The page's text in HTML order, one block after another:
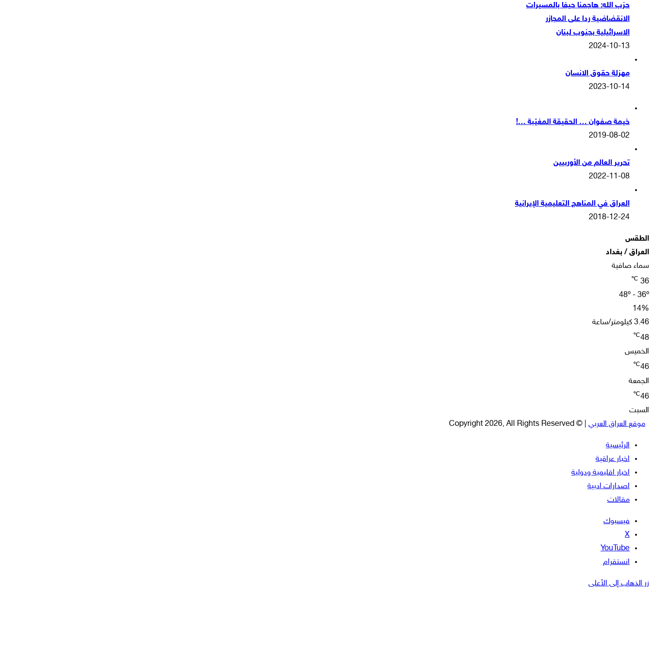
حزب الله: هاجمنا حيفا بالمسيرات
الانقضاضية ردا على المجازر
الاسرائيلية بجنوب لبنان
2024-10-13
مهزلة حقوق الانسان
2023-10-14
خيمة صفوان … الحقيقة المغيّبة …!
2019-08-02
تحرير العالم من الأوربيين
2022-11-08
العراق في المناهج التعليمية الإيرانية
2018-12-24
الطقس
العراق / بغداد
سماء صافية
36
℃
48º - 36º
14%
3.46 كيلومتر/ساعة
48
℃
الخميس
46
℃
الجمعة
46
℃
السبت
موقع العراق العربي | © Copyright 2026, All Rights Reserved
الرئيسية
اخبار عراقية
اخبار اقليمية ودولية
اصدارات ادبية
مقالات
فيسبوك
‫X
‫YouTube
انستقرام
زر الذهاب إلى الأعلى